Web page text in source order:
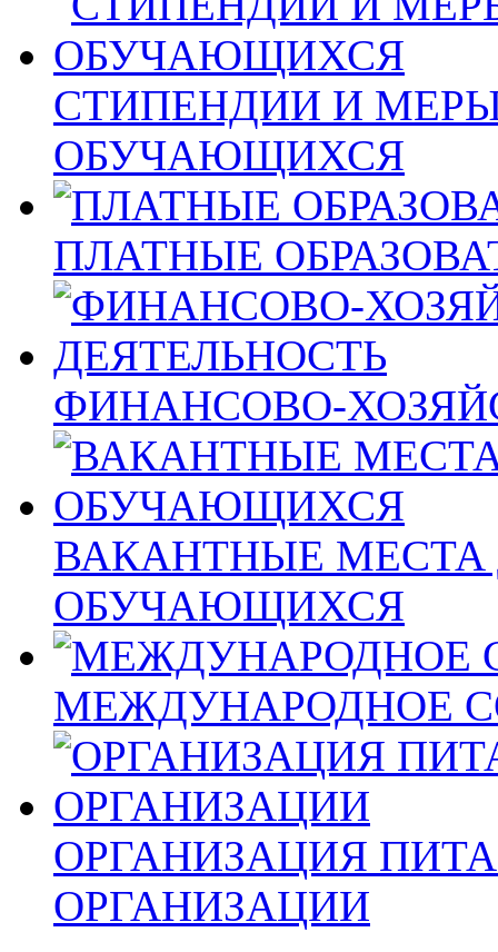
СТИПЕНДИИ И
ОБУЧАЮЩИХСЯ
ПЛАТНЫЕ
ФИНАНСОВО-
ВАКАНТНЫЕ МЕСТА
ОБУЧАЮЩИХСЯ
МЕЖДУНАРОДНОЕ
ОРГАНИЗАЦИЯ
ОРГАНИЗАЦИИ